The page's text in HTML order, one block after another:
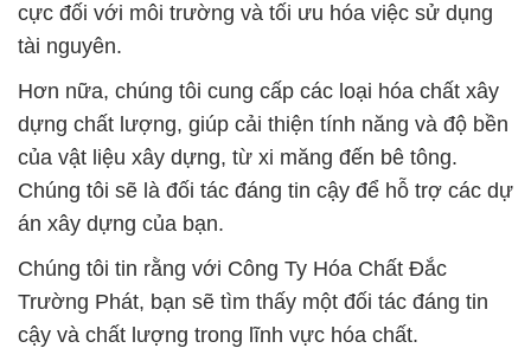
cực đối với môi trường và tối ưu hóa việc sử dụng
tài nguyên.
Hơn nữa, chúng tôi cung cấp các loại hóa chất xây
dựng chất lượng, giúp cải thiện tính năng và độ bền
của vật liệu xây dựng, từ xi măng đến bê tông.
Chúng tôi sẽ là đối tác đáng tin cậy để hỗ trợ các dự
án xây dựng của bạn.
Chúng tôi tin rằng với Công Ty Hóa Chất Đắc
Trường Phát, bạn sẽ tìm thấy một đối tác đáng tin
cậy và chất lượng trong lĩnh vực hóa chất.